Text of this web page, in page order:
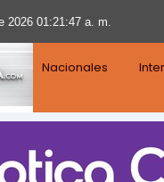
2026 01:21:48 a. m.
Nacionales